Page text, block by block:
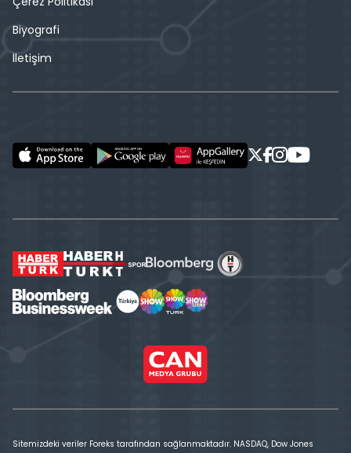
Biyografi
İletişim
Sitemizdeki veriler Foreks tarafından sağlanmaktadır. NASDAQ, Dow Jones